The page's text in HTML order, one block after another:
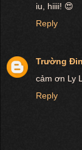
iu, hiiii! 😍
Reply
Trường
cảm ơn Ly
Reply